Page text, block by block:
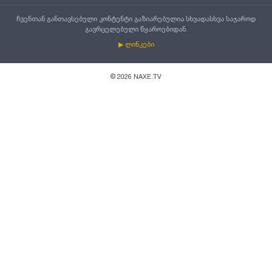
ჩვენთან განთავსებული კონტენტი გაზიარებულია სხვადასხვა საჯაროდ
გავრცელებული წყაროებიდან.
▶ ლინკები
© 2026 NAXE.TV